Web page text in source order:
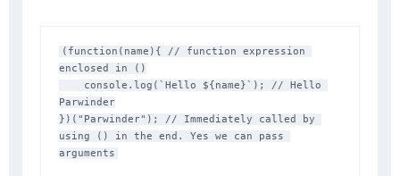
(function(name){ // function expression
enclosed in ()
Parwinder
})("Parwinder"); // Immediately called by
using () in the end. Yes we can pass